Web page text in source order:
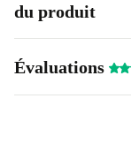
du produit
Évaluations